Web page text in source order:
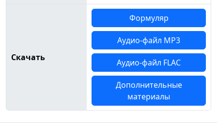
Скачать
Формуляр
Аудио-файл MP3
Аудио-файл FLAC
Дополнительные
материалы